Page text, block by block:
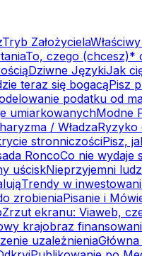
Tryb Założyciela
To, czego (chcesz)*
Dziwne JęzykiJak
teraz się bogacąPisz
podatku od
umiarkowanychModne
/ WładzaRyzyko
stronniczościPisz,
RoncoCo nie wydaje
uściskNieprzyjemni
Trendy w
zrobieniaPisanie i
Zrzut ekranu: Viaweb,
krajobraz
uzależnienia